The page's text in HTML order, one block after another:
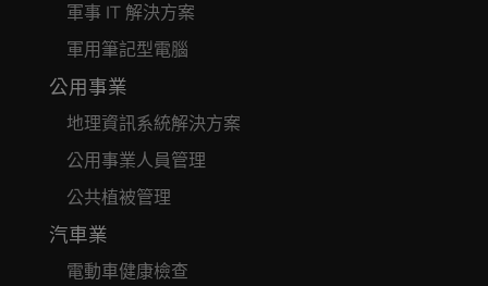
軍事 IT 解決方案
軍用筆記型電腦
公用事業
地理資訊系統解決方案
公用事業人員管理
公共植被管理
汽車業
電動車健康檢查